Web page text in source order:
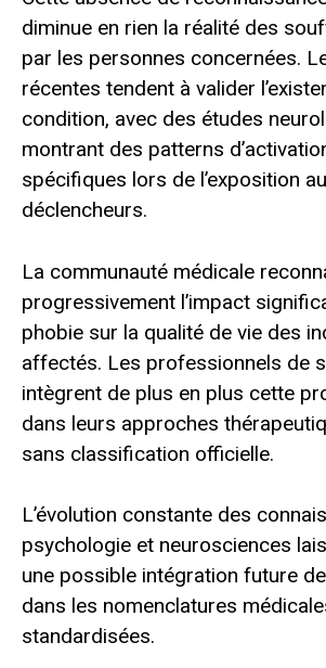
diminue en rien la réalité des
par les personnes concernées.
récentes tendent à valider
condition, avec des études
montrant des patterns
spécifiques lors de l’exposition
déclencheurs.
La communauté médicale
progressivement l’impact
phobie sur la qualité de vie des
affectés. Les professionnels de
intègrent de plus en plus cette
dans leurs approches
sans classification officielle.
L’évolution constante des
psychologie et neurosciences
une possible intégration future
dans les nomenclatures
standardisées.